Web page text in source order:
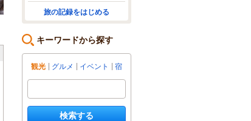
旅の記録をはじめる
キーワードから探す
観光 グルメ イベント 宿
検索する